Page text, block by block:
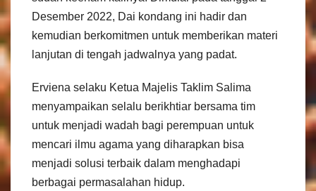
Desember 2022, Dai kondang ini hadir dan
kemudian berkomitmen untuk memberikan materi
lanjutan di tengah jadwalnya yang padat.
Erviena selaku Ketua Majelis Taklim Salima
menyampaikan selalu berikhtiar bersama tim
untuk menjadi wadah bagi perempuan untuk
mencari ilmu agama yang diharapkan bisa
menjadi solusi terbaik dalam menghadapi
berbagai permasalahan hidup.